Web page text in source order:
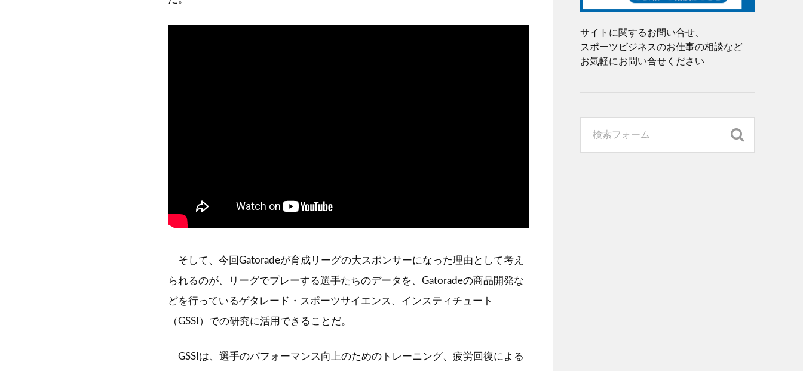
そして、今回Gatoradeが育成リーグの大スポンサーになった理由として考え
られるのが、リーグでプレーする選手たちのデータを、Gatoradeの商品開発な
どを行っているゲタレード・スポーツサイエンス、インスティチュート
（GSSI）での研究に活用できることだ。
GSSIは、選手のパフォーマンス向上のためのトレーニング、疲労回復による
サイトに関するお問い合せ、
スポーツビジネスのお仕事の相談など
お気軽にお問い合せください